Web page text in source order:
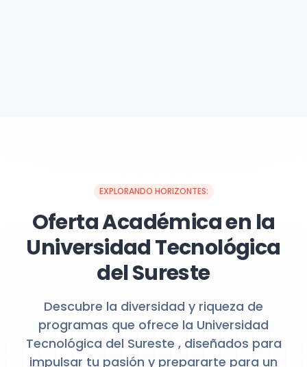
EXPLORANDO HORIZONTES:
Oferta Académica en la
Universidad Tecnológica
del Sureste
Descubre la diversidad y riqueza de
programas que ofrece la Universidad
Tecnológica del Sureste , diseñados para
impulsar tu pasión y prepararte para un